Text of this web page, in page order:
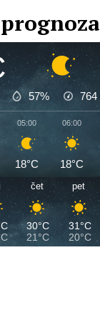
prognoza
57% 764
05:00
18°C
06:00
18°C
čet
30°C
21°C
pet
31°C
20°C